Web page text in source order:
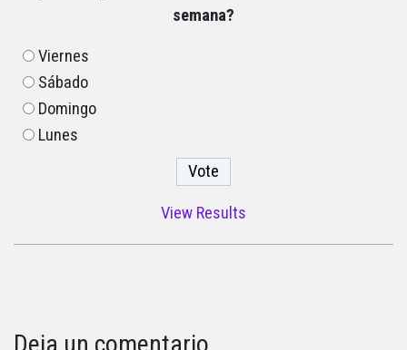
semana?
Viernes
Sábado
Domingo
Lunes
View Results